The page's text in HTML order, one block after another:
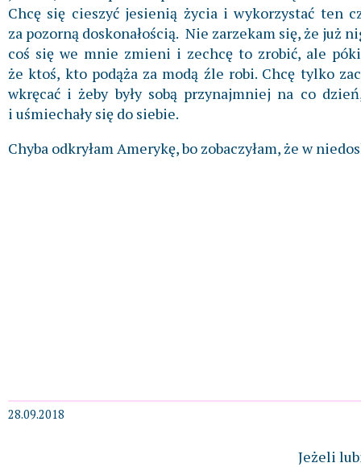
Chcę się cieszyć jesienią życia i wykorzystać ten
za pozorną doskonałością. Nie zarzekam się, że już
coś się we mnie zmieni i zechcę to zrobić, ale
że ktoś, kto podąża za modą źle robi. Chcę tylko
wkręcać i żeby były sobą przynajmniej na co
i uśmiechały się do siebie.
Chyba odkryłam Amerykę, bo zobaczyłam, że w
28.09.2018
Jeżeli